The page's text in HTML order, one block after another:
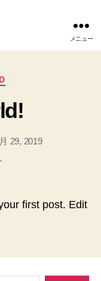
メニュー
29, 2019
first post. Edit